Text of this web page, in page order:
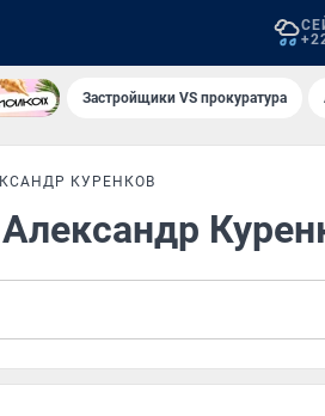
Застройщики VS прокуратура
КУРЕНКОВ